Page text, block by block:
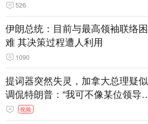
526
伊朗总统：目前与最高领袖联络困
难 其决策过程遭人利用
1090
提词器突然失灵，加拿大总理疑似
调侃特朗普：“我可不像某位领导
人，把这当成一场阴谋”，全场哄笑
视频